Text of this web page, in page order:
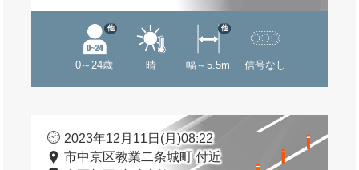
0～24歳
他
晴 幅～5.5m
他
信号なし
2023年12月11日(月)08:22
市中京区教業二条城町 付近